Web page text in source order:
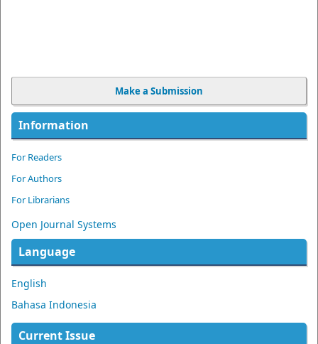
Make a Submission
Information
For Readers
For Authors
For Librarians
Open Journal Systems
Language
English
Bahasa Indonesia
Current Issue